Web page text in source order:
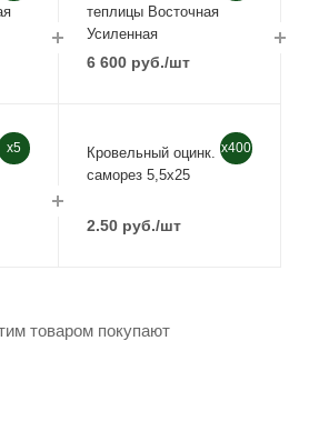
теплицы Восточная
Усиленная
6 600 руб./шт
x5 x400
Кровельный оцинк.
саморез 5,5х25
2.50 руб./шт
товаром покупают